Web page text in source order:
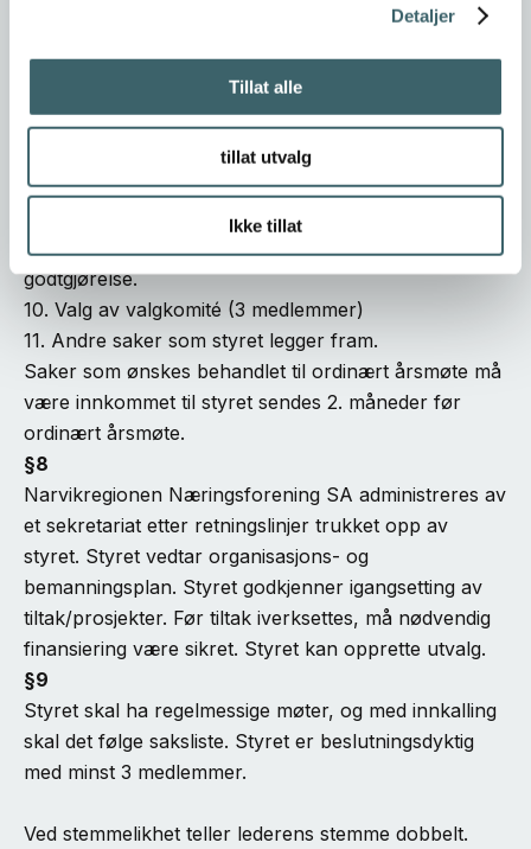
Detaljer
Tillat alle
tillat utvalg
Ikke tillat
5. Anvendelse av overskudd eller dekning av
6. Fastsettelse av kontingent/serviceavgift.
7. Valg av styre. Årsmøtet velger styrets leder og
nestleder.
8. Fastsettelse av styrehonorar.
9. Valg av revisor og fastsettelse av revisors
godtgjørelse.
10. Valg av valgkomité (3 medlemmer)
11. Andre saker som styret legger fram.
Saker som ønskes behandlet til ordinært årsmøte må
være innkommet til styret sendes 2. måneder før
ordinært årsmøte.
§8
Narvikregionen Næringsforening SA administreres av
et sekretariat etter retningslinjer trukket opp av
styret. Styret vedtar organisasjons- og
bemanningsplan. Styret godkjenner igangsetting av
tiltak/prosjekter. Før tiltak iverksettes, må nødvendig
finansiering være sikret. Styret kan opprette utvalg.
§9
Styret skal ha regelmessige møter, og med innkalling
skal det følge saksliste. Styret er beslutningsdyktig
med minst 3 medlemmer.
Ved stemmelikhet teller lederens stemme dobbelt.